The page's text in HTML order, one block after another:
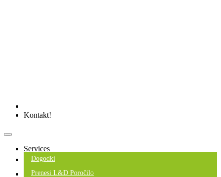
Kontakt!
Services
Dogodki
Prenesi L&D Poročilo